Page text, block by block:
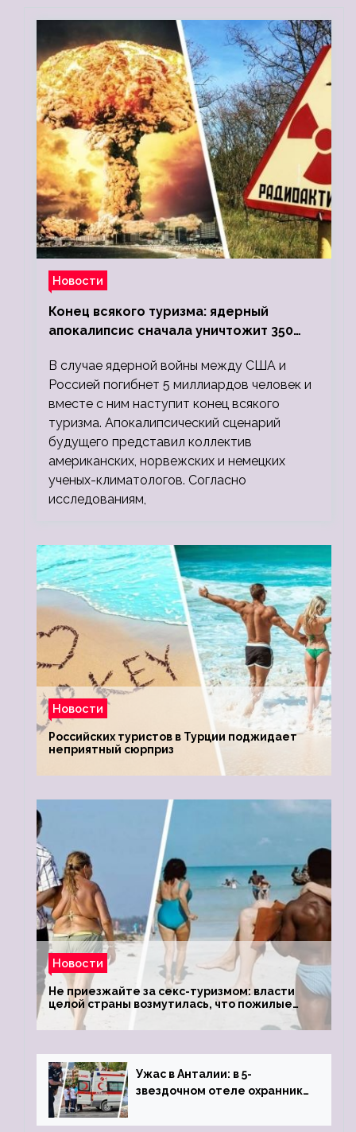
Новости
Конец всякого туризма: ядерный
апокалипсис сначала уничтожит 350
людей
В случае ядерной войны между США и
Россией погибнет 5 миллиардов человек и
вместе с ним наступит конец всякого
туризма. Апокалипсический сценарий
будущего представил коллектив
американских, норвежских и немецких
ученых-климатологов. Согласно
исследованиям,
Новости
Российских туристов в Турции поджидает
неприятный сюрприз
Новости
Не приезжайте за секс-туризмом: власти
целой страны возмутилась, что пожилые
туристки массово едут к ним, чтобы
обзавестись молодыми любовниками
Ужас в Анталии: в 5-
звездочном отеле охранник
пистолета